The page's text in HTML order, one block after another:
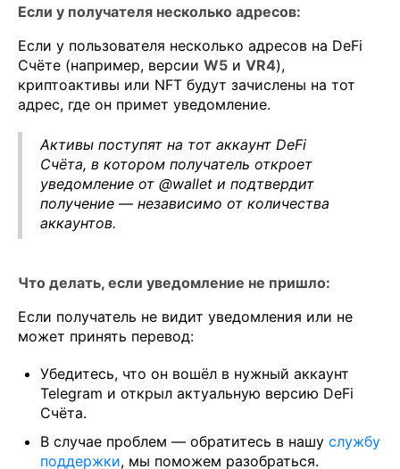
Если у получателя несколько адресов:
Если у пользователя несколько адресов на DeFi
Счёте (например, версии W5 и VR4),
криптоактивы или NFT будут зачислены на тот
адрес, где он примет уведомление.
Активы поступят на тот аккаунт DeFi
Счёта, в котором получатель откроет
уведомление от @wallet и подтвердит
получение — независимо от количества
аккаунтов.
Что делать, если уведомление не пришло:
Если получатель не видит уведомления или не
может принять перевод:
Убедитесь, что он вошёл в нужный аккаунт
Telegram и открыл актуальную версию DeFi
Счёта.
В случае проблем — обратитесь в нашу службу
поддержки, мы поможем разобраться.